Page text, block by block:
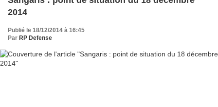
2014
Publié le 18/12/2014 à 16:45
Par RP Defense